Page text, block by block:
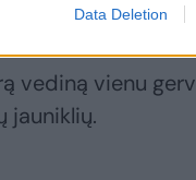
Data Deletion
vediną vienu
jauniklių.